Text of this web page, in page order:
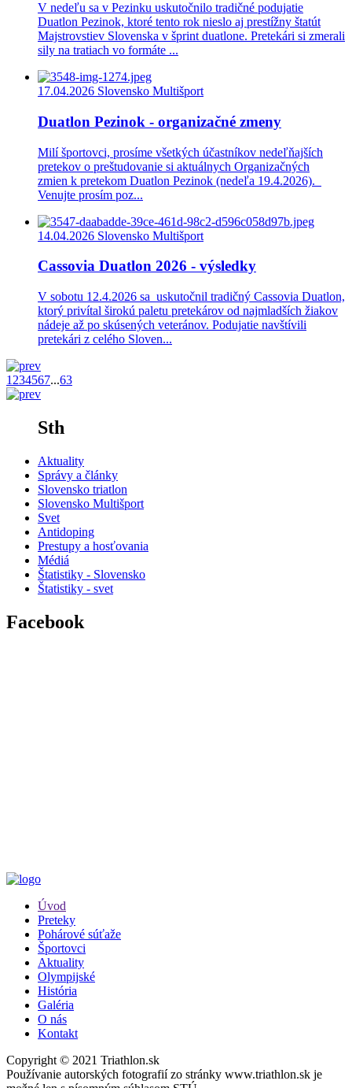
V nedeľu sa v Pezinku uskutočnilo tradičné podujatie
Duatlon Pezinok, ktoré tento rok nieslo aj prestížny štatút
Majstrovstiev Slovenska v šprint duatlone. Pretekári si zmerali
sily na tratiach vo formáte ...
17.04.2026 Slovensko Multišport
Duatlon Pezinok - organizačné zmeny
Milí športovci, prosíme všetkých účastníkov nedeľňajších
pretekov o preštudovanie si aktuálnych Organizačných
zmien k pretekom Duatlon Pezinok (nedeľa 19.4.2026).
Venujte prosím poz...
14.04.2026 Slovensko Multišport
Cassovia Duatlon 2026 - výsledky
V sobotu 12.4.2026 sa uskutočnil tradičný Cassovia Duatlon,
ktorý privítal širokú paletu pretekárov od najmladších žiakov
nádeje až po skúsených veteránov. Podujatie navštívili
pretekári z celého Sloven...
1 234567...63
Sth
Aktuality
Správy a články
Slovensko triatlon
Slovensko Multišport
Svet
Antidoping
Prestupy a hosťovania
Médiá
Štatistiky - Slovensko
Štatistiky - svet
Facebook
Úvod
Preteky
Pohárové súťaže
Športovci
Aktuality
Olympijské
História
Galéria
O nás
Kontakt
Copyright © 2021 Triathlon.sk
Používanie autorských fotografií zo stránky www.triathlon.sk je